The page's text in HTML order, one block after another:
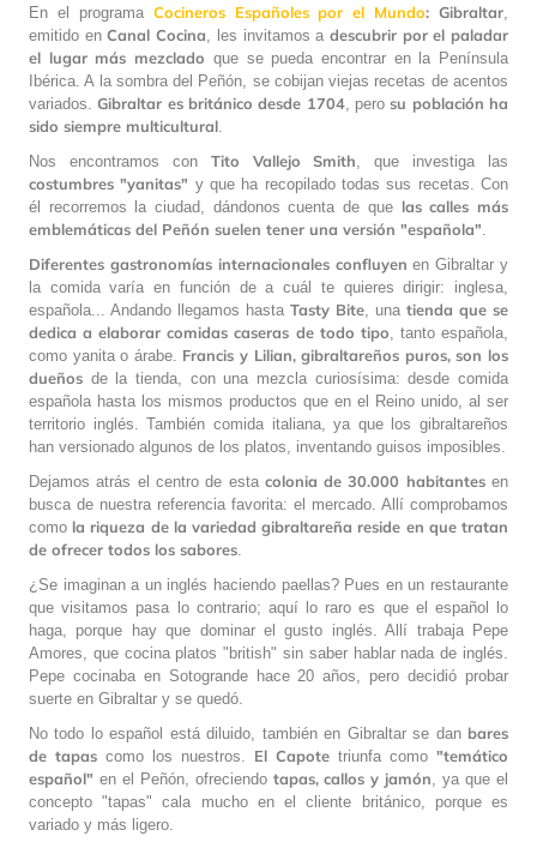
En el programa Cocineros Españoles por el Mundo: Gibraltar
emitido enCanal Cocina , les invitamos a descubrir por el paladar
el lugar más mezclado que se pueda encontrar en la Península
Ibérica. A la sombra del Peñón, se cobijan viejas recetas de acentos
variados.Gibraltar es británico desde 1704, perosu población ha
sido siempre multicultural
Nos encontramos con Tito Vallejo Smith , que investiga las
costumbres "yanitas" y que ha recopilado todas sus recetas. Con
él recorremos la ciudad, dándonos cuenta de que las calles más
emblemáticas del Peñón suelen tener una versión "española"
Diferentes gastronomías internacionales confluyen en Gibraltar y
la comida varía en función de a cuál te quieres dirigir: inglesa,
española... Andando llegamos hasta Tasty Bite , una tienda que se
dedica a elaborar comidas caseras de todo tipo , tanto española,
como yanita o árabe. Francis y Lilian, gibraltareños puros, son los
dueños de la tienda, con una mezcla curiosísima: desde comida
española hasta los mismos productos que en el Reino unido, al ser
territorio inglés. También comida italiana, ya que los gibraltareños
han versionado algunos de los platos, inventando guisos imposibles.
Dejamos atrás el centro de esta colonia de 30.000 habitantesen
busca de nuestra referencia favorita: el mercado. Allí comprobamos
como la riqueza de la variedad gibraltareña reside en que tratan
de ofrecer todos los sabores
¿Se imaginan a un inglés haciendo paellas? Pues en un restaurante
que visitamos pasa lo contrario; aquí lo raro es que el español lo
haga, porque hay que dominar el gusto inglés. Allí trabaja Pepe
Amores, que cocina platos "british" sin saber hablar nada de inglés.
Pepe cocinaba en Sotogrande hace 20 años, pero decidió probar
suerte en Gibraltar y se quedó.
No todo lo español está diluido, también en Gibraltar se dan bares
de tapas como los nuestros. El Capote triunfa como "temático
español" en el Peñón, ofreciendo tapas, callos y jamón , ya que el
concepto "tapas" cala mucho en el cliente británico, porque es
variado y más ligero.